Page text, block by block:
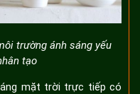
trường ánh sáng yếu
tạo
mặt trời trực tiếp có